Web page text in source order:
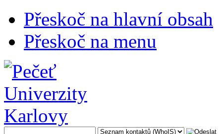
Přeskoč na hlavní obsah
Přeskoč na menu